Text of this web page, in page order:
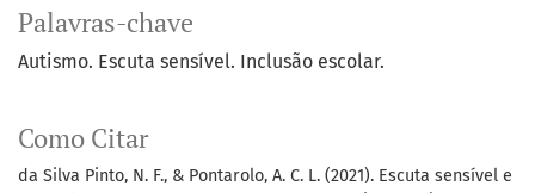
Palavras-chave
Autismo. Escuta sensível. Inclusão escolar.
Como Citar
da Silva Pinto, N. F., & Pontarolo, A. C. L. (2021). Escuta sensível e